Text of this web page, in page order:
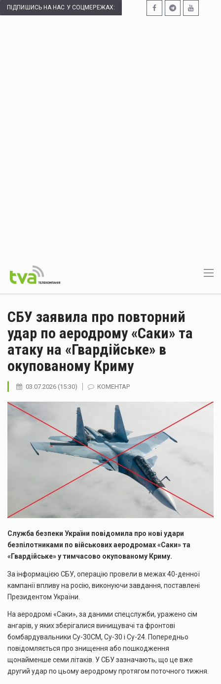
ПІДПИШИСЬ НА НАС У СОЦМЕРЕЖАХ:
СБУ заявила про повторний
удар по аеродрому «Саки» та
атаку на «Гвардійське» в
окупованому Криму
03.07.2026 (15:30) КОМЕНТАР
Служба безпеки України повідомила про нові удари
безпілотниками по військових аеродромах «Саки» та
«Гвардійське» у тимчасово окупованому Криму.
За інформацією СБУ, операцію провели в межах 40-денної
кампанії впливу на росію, виконуючи завдання, поставлені
Президентом України.
На аеродромі «Саки», за даними спецслужби, уражено сім
ангарів, у яких зберігалися винищувачі та фронтові
бомбардувальники Су-30СМ, Су-30 і Су-24. Попередньо
повідомляється про знищення або пошкодження
щонайменше семи літаків. У СБУ зазначають, що це вже
другий удар по цьому аеродрому протягом поточного тижня.